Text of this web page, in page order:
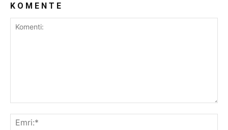
K O M E N T E